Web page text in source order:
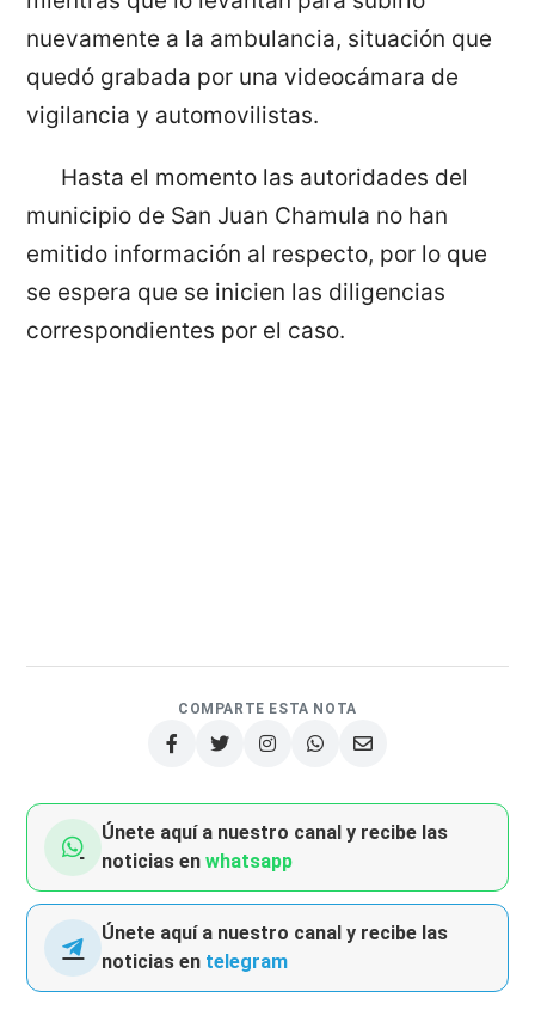
nuevamente a la ambulancia, situación que
quedó grabada por una videocámara de
vigilancia y automovilistas.
Hasta el momento las autoridades del
municipio de San Juan Chamula no han
emitido información al respecto, por lo que
se espera que se inicien las diligencias
correspondientes por el caso.
COMPARTE ESTA NOTA
Únete aquí a nuestro canal y recibe las
noticias enwhatsapp
Únete aquí a nuestro canal y recibe las
noticias en telegram